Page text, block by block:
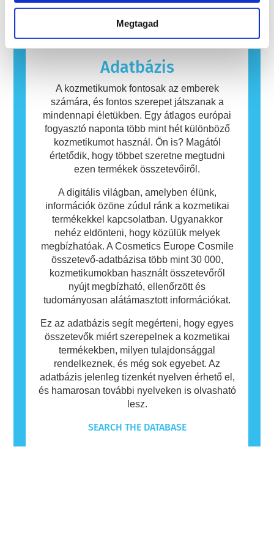
Megtagad
beleértve a potenciális endokrin zavarokat
amelyek a legtöbb ember számára
ártalmatlanok. Az allergiás reakciót kiváltó
és testápolási termékek olyan összetevőket
tartalmazhatnak, amelyek egyes emberek
számára allergiát okozhatnak. Ez nem jelenti
azt, hogy a termék mások számára nem
biztonságos.
Adatbázis
A kozmetikumok fontosak az emberek
számára, és fontos szerepet játszanak a
mindennapi életükben. Egy átlagos európai
fogyasztó naponta több mint hét különböző
kozmetikumot használ. Ön is? Magától
értetődik, hogy többet szeretne megtudni
ezen termékek összetevőiről.
A digitális világban, amelyben élünk,
információk özöne zúdul ránk a kozmetikai
termékekkel kapcsolatban. Ugyanakkor
nehéz eldönteni, hogy közülük melyek
megbízhatóak. A Cosmetics Europe Cosmile
összetevő-adatbázisa több mint 30 000,
kozmetikumokban használt összetevőről
nyújt megbízható, ellenőrzött és
tudományosan alátámasztott információkat.
Ez az adatbázis segít megérteni, hogy egyes
összetevők miért szerepelnek a kozmetikai
termékekben, milyen tulajdonsággal
rendelkeznek, és még sok egyebet. Az
adatbázis jelenleg tizenkét nyelven érhető el,
és hamarosan további nyelveken is olvasható
lesz.
SEARCH THE DATABASE